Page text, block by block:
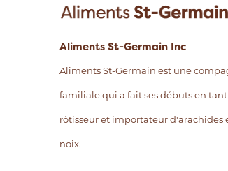
Aliments St-Germain Inc
Aliments St-Germain est une
familiale qui a fait ses débuts en
rôtisseur et importateur d'arachides
noix.